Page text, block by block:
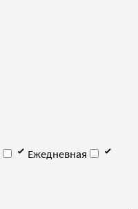
Ежедневная